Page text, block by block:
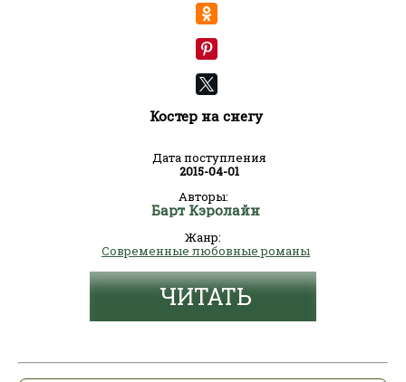
Костер на снегу
Дата поступления
2015-04-01
Авторы:
Барт Кэролайн
Жанр:
Современные любовные романы
ЧИТАТЬ